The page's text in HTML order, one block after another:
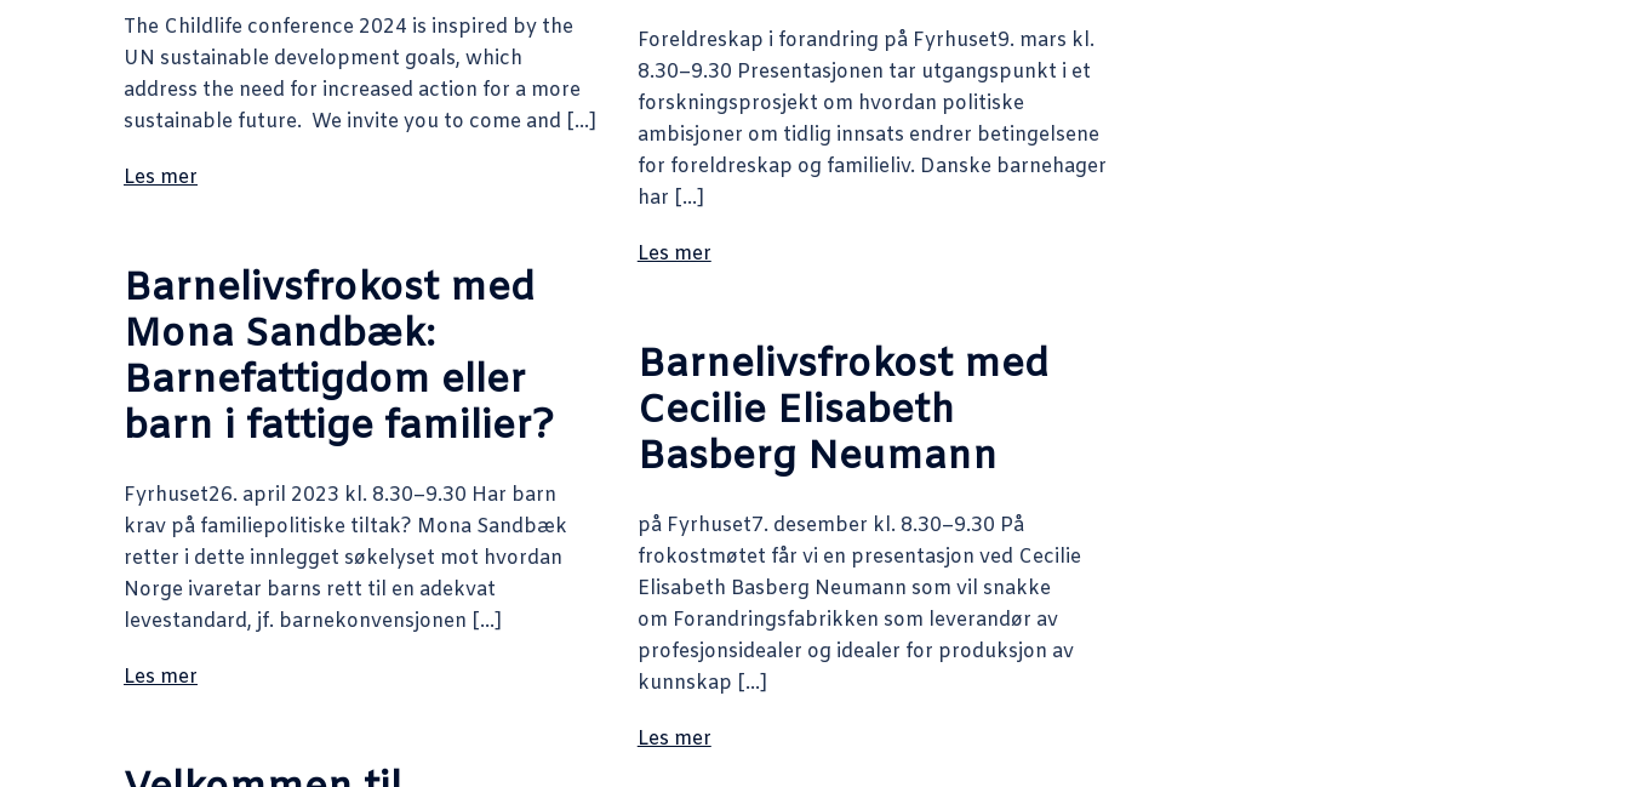
The Childlife conference 2024 is inspired by the
UN sustainable development goals, which
address the need for increased action for a more
sustainable future. We invite you to come and […]
Les mer
Barnelivsfrokost med
Mona Sandbæk:
Barnefattigdom eller
barn i fattige familier?
Fyrhuset26. april 2023 kl. 8.30–9.30 Har barn
krav på familiepolitiske tiltak? Mona Sandbæk
retter i dette innlegget søkelyset mot hvordan
Norge ivaretar barns rett til en adekvat
levestandard, jf. barnekonvensjonen […]
Les mer
Foreldreskap i forandring på Fyrhuset9. mars kl.
8.30–9.30 Presentasjonen tar utgangspunkt i et
forskningsprosjekt om hvordan politiske
ambisjoner om tidlig innsats endrer betingelsene
for foreldreskap og familieliv. Danske barnehager
har […]
Les mer
Barnelivsfrokost med
Cecilie Elisabeth
Basberg Neumann
på Fyrhuset7. desember kl. 8.30–9.30 På
frokostmøtet får vi en presentasjon ved Cecilie
Elisabeth Basberg Neumann som vil snakke
om Forandringsfabrikken som leverandør av
profesjonsidealer og idealer for produksjon av
kunnskap […]
Les mer